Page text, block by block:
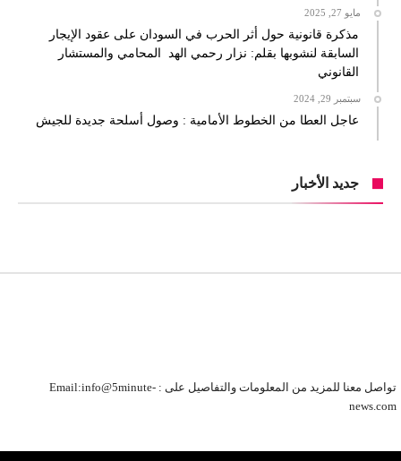
مايو 27, 2025
مذكرة قانونية حول أثر الحرب في السودان على عقود الإيجار
السابقة لنشوبها بقلم: نزار رحمي الهد المحامي والمستشار
القانوني
سبتمبر 29, 2024
عاجل العطا من الخطوط الأمامية : وصول أسلحة جديدة للجيش
جديد الأخبار
تواصل معنا للمزيد من المعلومات والتفاصيل على : Email:info@5minute-
news.com